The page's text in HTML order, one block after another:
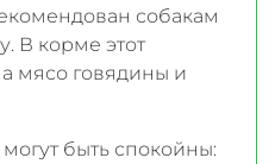
собакам
В корме этот
мясо говядины и
быть спокойны: